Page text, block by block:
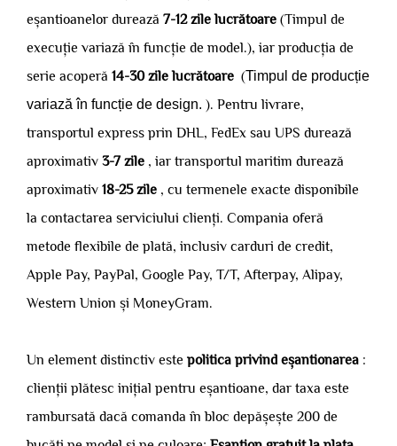
eșantioanelor durează 7-12 zile lucrătoare (Timpul de
execuție variază în funcție de model.), iar producția de
serie acoperă 14-30 zile lucrătoare (Timpul de producție
variază în funcție de design. ). Pentru livrare,
transportul express prin DHL, FedEx sau UPS durează
aproximativ 3-7 zile , iar transportul maritim durează
aproximativ 18-25 zile , cu termenele exacte disponibile
la contactarea serviciului clienți. Compania oferă
metode flexibile de plată, inclusiv carduri de credit,
Apple Pay, PayPal, Google Pay, T/T, Afterpay, Alipay,
Western Union și MoneyGram.
Un element distinctiv este politica privind eșantionarea :
clienții plătesc inițial pentru eșantioane, dar taxa este
rambursată dacă comanda în bloc depășește 200 de